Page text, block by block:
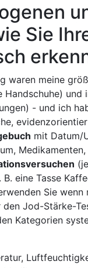
Sie
waren⁤ meine
Handschuhe)
⁣- und ich
mit Datum/
⁤eine Tasse
⁣Sie wenn‌
Jod-Stärke-
Kategorien